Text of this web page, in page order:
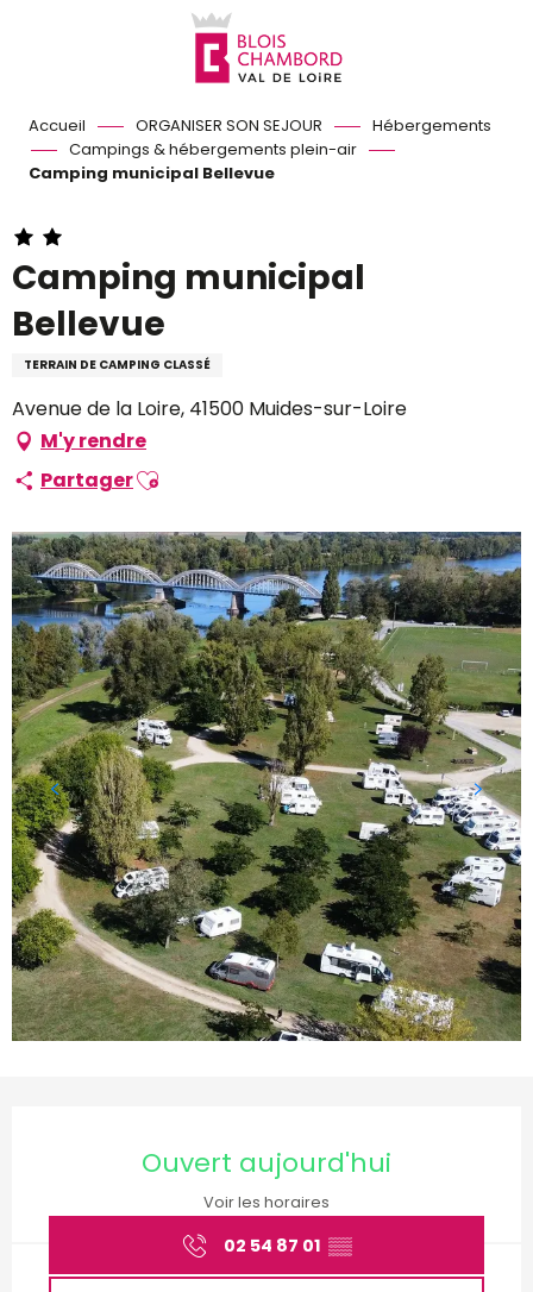
Accueil ORGANISER SON SEJOUR
Hébergements
Campings & hébergements plein-air
Camping municipal Bellevue
Camping municipal
Bellevue
TERRAIN DE CAMPING CLASSÉ
Avenue de la Loire, 41500 Muides-sur-Loire
M'y rendre
PartagerAjouter aux favoris
Ouvert aujourd'hui
Voir les horaires
02 54 87 01 ▒▒